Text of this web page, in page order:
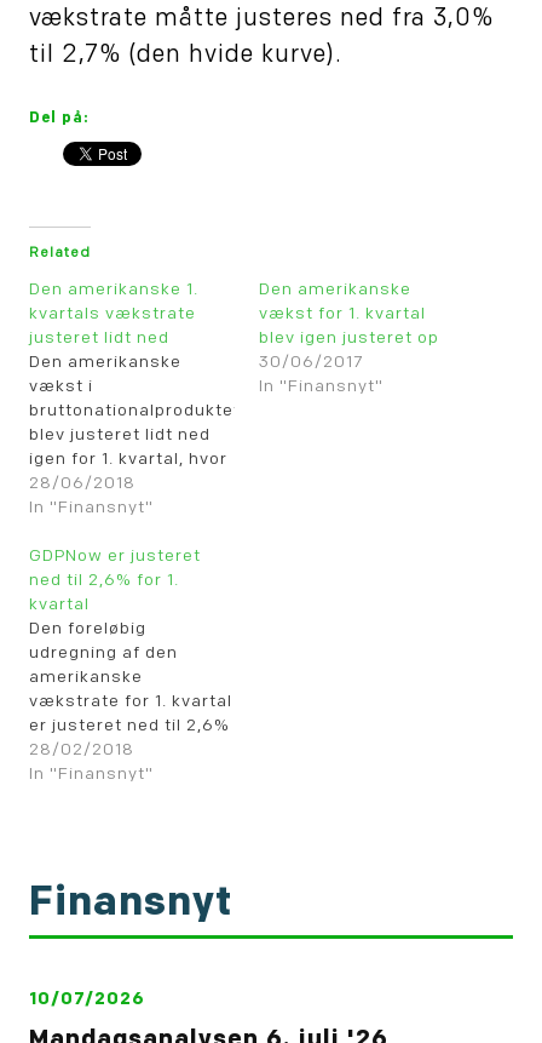
vækstrate måtte justeres ned fra 3,0%
til 2,7% (den hvide kurve).
Del på:
Related
Den amerikanske 1.
kvartals vækstrate
justeret lidt ned
Den amerikanske
vækst i
bruttonationalproduktet
blev justeret lidt ned
igen for 1. kvartal, hvor
der nu er tale om en
årlig vækstrate på
Den årlige vækst i BNP
viser 4,7% (den hvide
kurve).
28/06/2018
In "Finansnyt"
Den amerikanske
vækst for 1. kvartal
blev igen justeret op
30/06/2017
In "Finansnyt"
GDPNow er justeret
ned til 2,6% for 1.
kvartal
Den foreløbig
udregning af den
amerikanske
vækstrate for 1. kvartal
er justeret ned til 2,6%
p.a. iflg. de nyeste tal
fra Atlanta Fed. (den
linie). New York Feds.
NowCasting udregning
viser 3,11% årlig
iflg. deres…
28/02/2018
In "Finansnyt"
Finansnyt
10/07/2026